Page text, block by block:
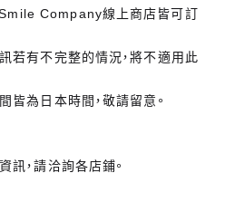
Company線上商店皆可訂
若有不完整的情況，將不適用此
為日本時間，敬請留意。
，請洽詢各店鋪。